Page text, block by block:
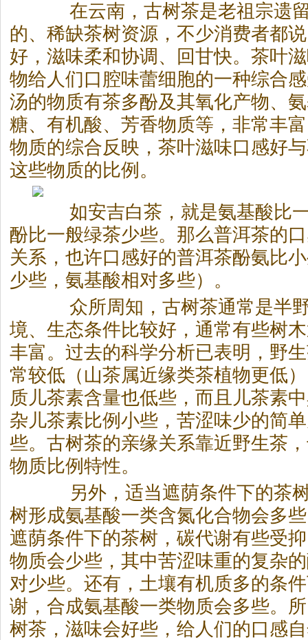
在云南，古树茶是老祖宗遗留
的、稀缺茶树资源，不少消费者都
好，滋味柔和协调、回甘快。茶叶
物给人们口腔味蕾细胞的一种综合
汤的物质有茶多酚及其氧化产物、
糖、有机酸、芳香物质等，非常丰
物质的综合反映，茶叶滋味口感好
这些物质的比例。
如安吉白茶，就是氨基酸比一
酚比一般绿茶少些。那么普洱茶的
关系，也许口感好的普洱茶酚氨比
少些，氨基酸相对多些）。
众所周知，古树茶通常是半
境、生态条件比较好，通常有些树
丰富。过去的科学分析已表明，野
常较低（山茶属近缘类茶植物更低
质儿茶素含量也低些，而且儿茶素
杂儿茶素比例小些，苦涩味少的简
些。古树茶的亲缘关系靠近野生茶
物质比例特性。
另外，适当遮荫条件下的茶树
树形成氨基酸一类含氮化合物会多
遮荫条件下的茶树，碳代谢有些受
物质会少些，其中苦涩味重的复杂
对少些。还有，土壤有机质多的条
谢，合成氨基酸一类物质会多些。
树茶，滋味会好些，给人们的口感